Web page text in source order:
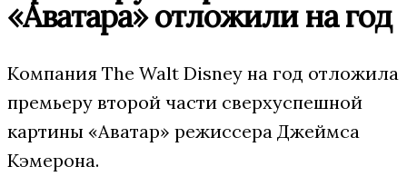
«Аватара» отложили на год
Компания The Walt Disney на год отложила
премьеру второй части сверхуспешной
картины «Аватар» режиссера Джеймса
Кэмерона.